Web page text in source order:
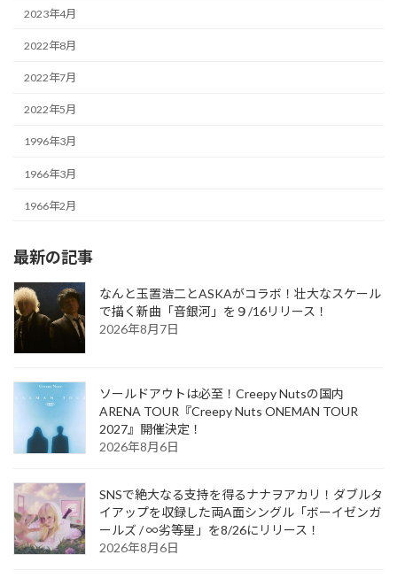
2023年4月
2022年8月
2022年7月
2022年5月
1996年3月
1966年3月
1966年2月
最新の記事
なんと玉置浩二とASKAがコラボ！壮大なスケール
で描く新曲「音銀河」を９/16リリース！
2026年8月7日
ソールドアウトは必至！Creepy Nutsの国内
ARENA TOUR『Creepy Nuts ONEMAN TOUR
2027』開催決定！
2026年8月6日
SNSで絶大なる支持を得るナナヲアカリ！ダブルタ
イアップを収録した両A面シングル「ボーイゼンガ
ールズ / ∞劣等星」を8/26にリリース！
2026年8月6日